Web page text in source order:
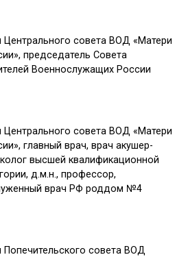
Центрального совета ВОД «Матери
председатель Совета
Военнослужащих России
Центрального совета ВОД «Матери
главный врач, врач акушер-
высшей квалификационной
д.м.н., профессор,
врач РФ роддом №4
Попечительского совета ВОД